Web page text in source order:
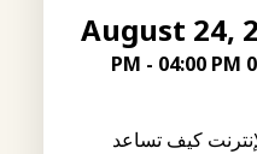
August 24,
- 04:00 PM
كيف تساعد